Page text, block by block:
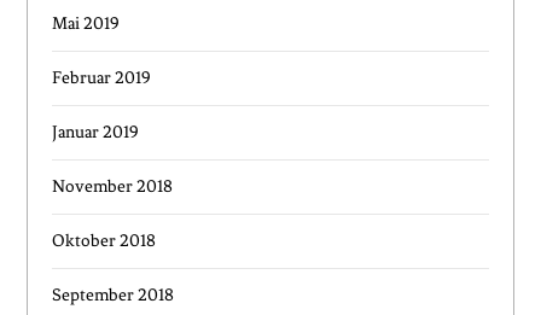
Mai 2019
Februar 2019
Januar 2019
November 2018
Oktober 2018
September 2018